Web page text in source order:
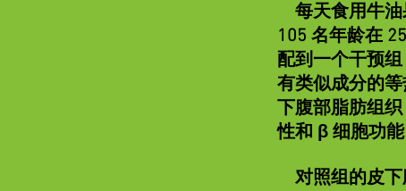
每天食用牛油
105 名年龄在
配到一个干预
有类似成分的
下腹部脂肪组织
性和 β 细胞功能
对照组的皮下